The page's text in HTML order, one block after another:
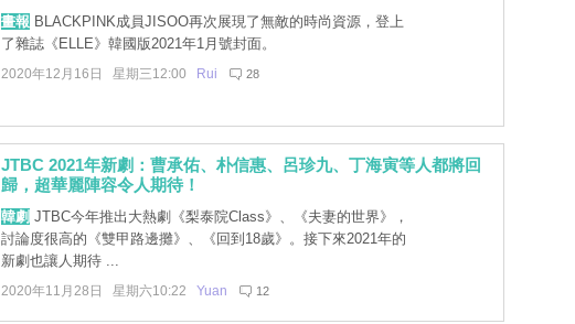
畫報 BLACKPINK成員JISOO再次展現了無敵的時尚資源，登上
了雜誌《ELLE》韓國版2021年1月號封面。
2020年12月16日 星期三12:00 Rui 28
JTBC 2021年新劇：曹承佑、朴信惠、呂珍九、丁海寅等人都將回
歸，超華麗陣容令人期待！
韓劇 JTBC今年推出大熱劇《梨泰院Class》、《夫妻的世界》，
討論度很高的《雙甲路邊攤》、《回到18歲》。接下來2021年的
新劇也讓人期待 ...
2020年11月28日 星期六10:22 Yuan 12